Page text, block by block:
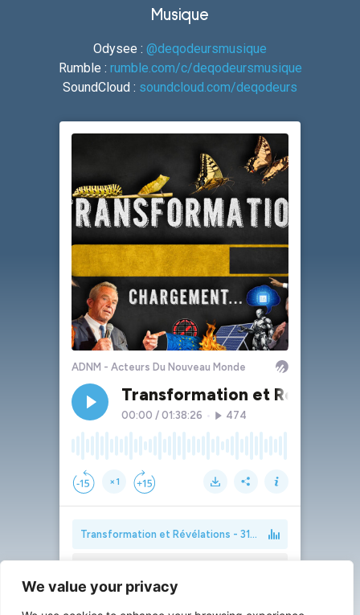
We value your privacy
Musique
Odysee : @deqodeursmusique
Rumble : rumble.com/c/deqodeursmusique
SoundCloud : soundcloud.com/deqodeurs